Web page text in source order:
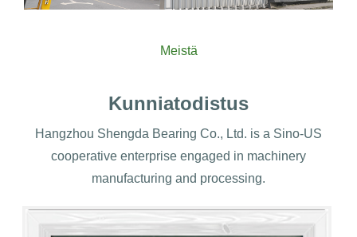
Meistä
Kunniatodistus
Hangzhou Shengda Bearing Co., Ltd. is a Sino-US
cooperative enterprise engaged in machinery
manufacturing and processing.